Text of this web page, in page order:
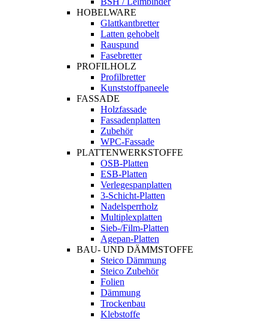
HOBELWARE
Glattkantbretter
Latten gehobelt
Rauspund
Fasebretter
PROFILHOLZ
Profilbretter
Kunststoffpaneele
FASSADE
Holzfassade
Fassadenplatten
Zubehör
WPC-Fassade
PLATTENWERKSTOFFE
OSB-Platten
ESB-Platten
Verlegespanplatten
3-Schicht-Platten
Nadelsperrholz
Multiplexplatten
Sieb-/Film-Platten
Agepan-Platten
BAU- UND DÄMMSTOFFE
Steico Dämmung
Steico Zubehör
Folien
Dämmung
Trockenbau
Klebstoffe